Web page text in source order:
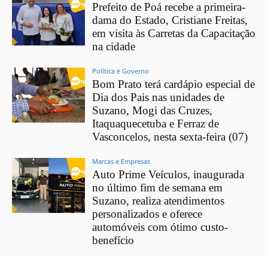
Prefeito de Poá recebe a primeira-
dama do Estado, Cristiane Freitas,
em visita às Carretas da Capacitação
na cidade
Política e Governo
Bom Prato terá cardápio especial de
Dia dos Pais nas unidades de
Suzano, Mogi das Cruzes,
Itaquaquecetuba e Ferraz de
Vasconcelos, nesta sexta-feira (07)
Marcas e Empresas
Auto Prime Veículos, inaugurada
no último fim de semana em
Suzano, realiza atendimentos
personalizados e oferece
automóveis com ótimo custo-
benefício